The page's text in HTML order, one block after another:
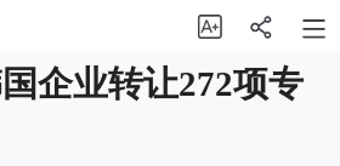
企业转让272项专